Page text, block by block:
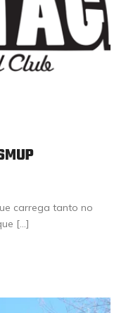
carrega tanto no
[…]